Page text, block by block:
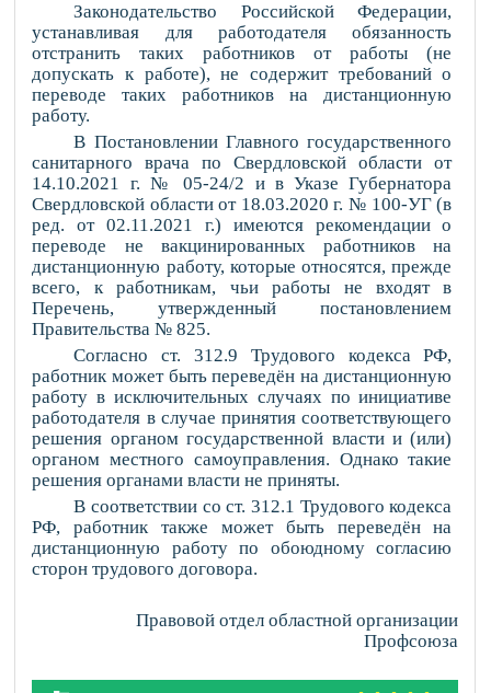
Законодательство Российской Федерации,
устанавливая для работодателя обязанность
отстранить таких работников от работы (не
допускать к работе), не содержит требований о
переводе таких работников на дистанционную
работу.
В Постановлении Главного государственного
санитарного врача по Свердловской области от
14.10.2021 г. № 05-24/2 и в Указе Губернатора
Свердловской области от 18.03.2020 г. № 100-УГ (в
ред. от 02.11.2021 г.) имеются рекомендации о
переводе не вакцинированных работников на
дистанционную работу, которые относятся, прежде
всего, к работникам, чьи работы не входят в
Перечень, утвержденный постановлением
Правительства № 825.
Согласно ст. 312.9 Трудового кодекса РФ,
работник может быть переведён на дистанционную
работу в исключительных случаях по инициативе
работодателя в случае принятия соответствующего
решения органом государственной власти и (или)
органом местного самоуправления. Однако такие
решения органами власти не приняты.
В соответствии со ст. 312.1 Трудового кодекса
РФ, работник также может быть переведён на
дистанционную работу по обоюдному согласию
сторон трудового договора.
Правовой отдел областной организации
Профсоюза